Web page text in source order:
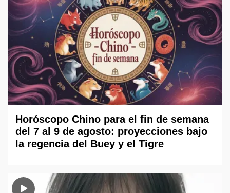
Horóscopo Chino para el fin de semana
del 7 al 9 de agosto: proyecciones bajo
la regencia del Buey y el Tigre